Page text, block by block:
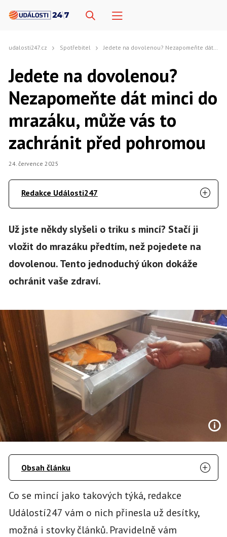
udalosti247.cz Spotřebitel Jedete na dovolenou? Nezapomeňte dát minci do mrazáku, může vás to zachránit před pohromou
Jedete na dovolenou?
Nezapomeňte dát minci do
mrazáku, může vás to
zachránit před pohromou
24. července 2025
Redakce Události247
Už jste někdy slyšeli o triku s mincí? Stačí ji
vložit do mrazáku předtím, než pojedete na
dovolenou. Tento jednoduchý úkon dokáže
ochránit vaše zdraví.
Obsah článku
Co se mincí jako takových týká, redakce
Událostí247 vám o nich přinesla už desítky,
možná i stovky článků. Pravidelně vám